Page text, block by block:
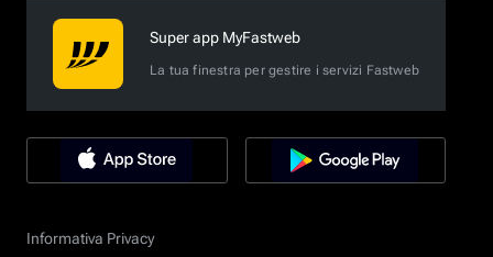
Super app MyFastweb
La tua finestra per gestire i servizi Fastweb
Informativa Privacy